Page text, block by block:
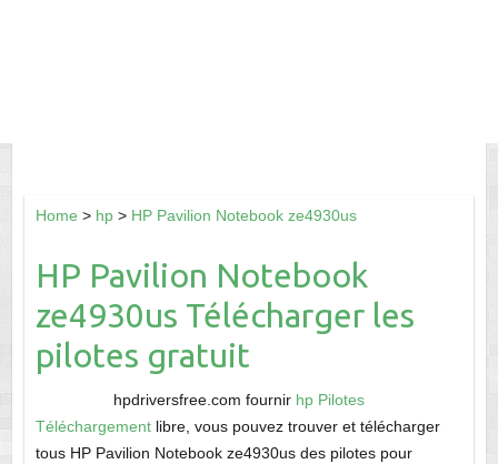
Home > hp> HP Pavilion Notebook ze4930us
HP Pavilion Notebook
ze4930us Télécharger les
pilotes gratuit
hpdriversfree.com fournir hp Pilotes
Téléchargementlibre, vous pouvez trouver et télécharger
tous HP Pavilion Notebook ze4930us des pilotes pour